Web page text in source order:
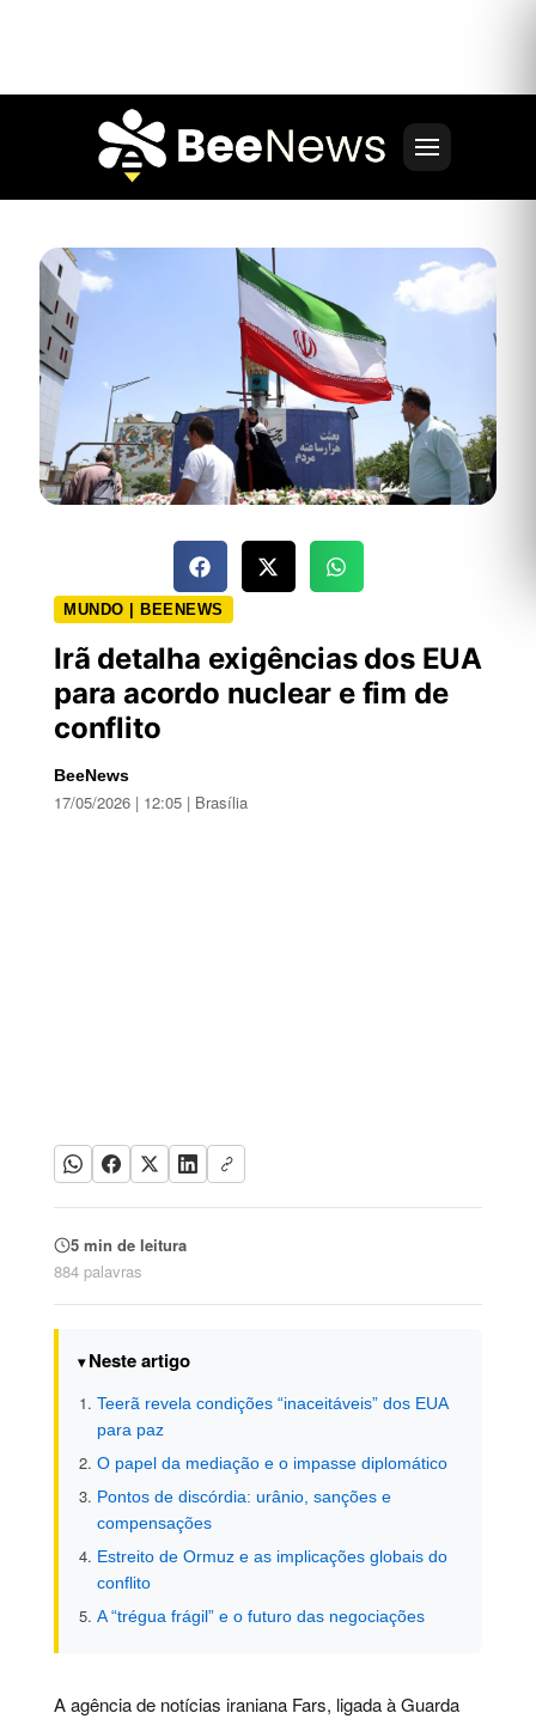
MUNDO | BEENEWS
Irã detalha exigências dos EUA
para acordo nuclear e fim de
conflito
BeeNews
17/05/2026 | 12:05 | Brasília
5 min de leitura
884 palavras
Neste artigo
Teerã revela condições “inaceitáveis” dos EUA
para paz
O papel da mediação e o impasse diplomático
Pontos de discórdia: urânio, sanções e
compensações
Estreito de Ormuz e as implicações globais do
conflito
A “trégua frágil” e o futuro das negociações
A agência de notícias iraniana Fars, ligada à Guarda